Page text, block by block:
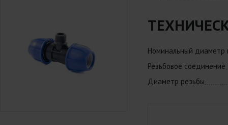
Номинальный диаметр
Резьбовое соединение
Диаметр резьбы